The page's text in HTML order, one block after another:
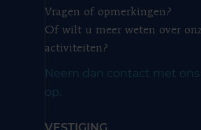
Vragen of opmerkingen?
Of wilt u meer weten over
activiteiten?
Neem dan contact met ons
op.